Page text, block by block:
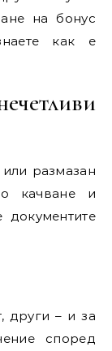
на бонус
как е
размазан
качване и
документите
други – и за
според